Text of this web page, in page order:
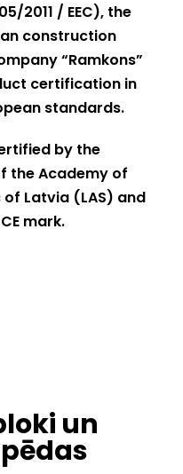
2011 / EEC), the
construction
“Ramkons”
certification in
standards.
by the
the Academy of
of Latvia (LAS) and
mark.
un